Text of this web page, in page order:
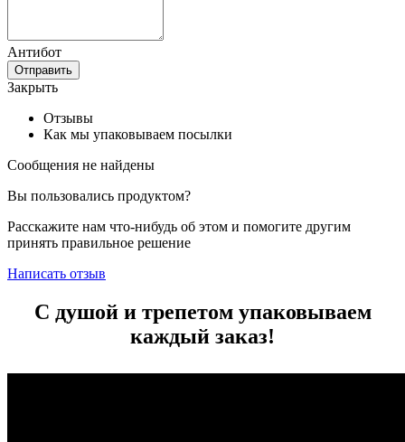
Антибот
Отправить
Закрыть
Отзывы
Как мы упаковываем посылки
Сообщения не найдены
Вы пользовались продуктом?
Расскажите нам что-нибудь об этом и помогите другим
принять правильное решение
Написать отзыв
С душой и трепетом упаковываем
каждый заказ!